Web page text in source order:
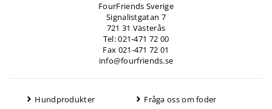
FourFriends Sverige
Signalistgatan 7
721 31 Västerås
Tel: 021-471 72 00
Fax 021-471 72 01
info@fourfriends.se
Hundprodukter Fråga oss om foder